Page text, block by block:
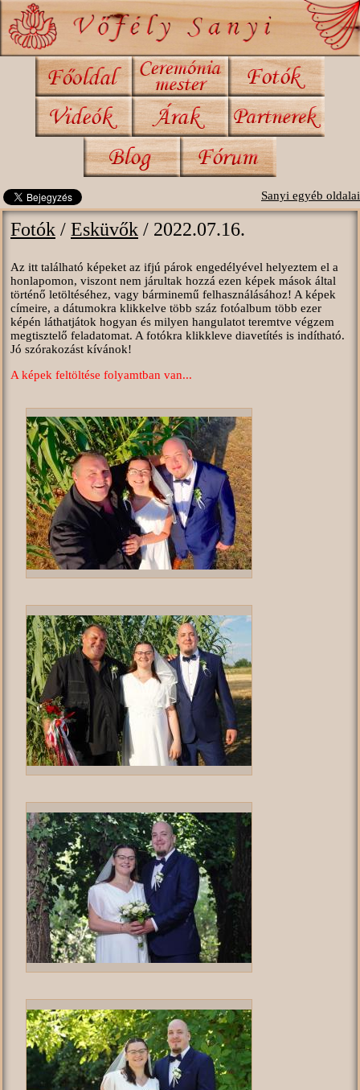
Sanyi egyéb oldalai
Fotók / Esküvők / 2022.07.16.
Az itt található képeket az ifjú párok engedélyével helyeztem el a
honlapomon, viszont nem járultak hozzá ezen képek mások által
történő letöltéséhez, vagy bárminemű felhasználásához! A képek
címeire, a dátumokra klikkelve több száz fotóalbum több ezer
képén láthatjátok hogyan és milyen hangulatot teremtve végzem
megtisztelő feladatomat. A fotókra klikkleve diavetítés is indítható.
Jó szórakozást kívánok!
A képek feltöltése folyamtban van...